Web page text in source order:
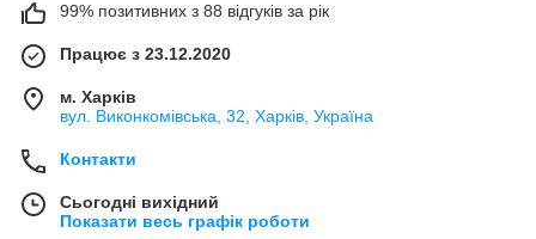
99% позитивних з 88 відгуків за рік
Працює з 23.12.2020
м. Харків
вул. Виконкомівська, 32, Харків, Україна
Контакти
Сьогодні вихідний
Показати весь графік роботи